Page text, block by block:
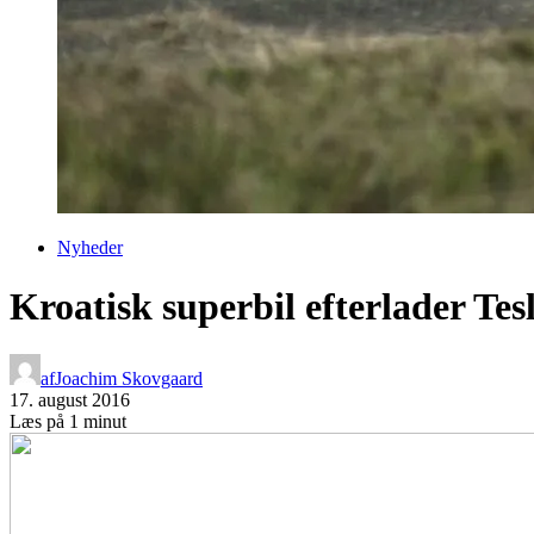
Nyheder
Kroatisk superbil efterlader
afJoachim Skovgaard
17. august 2016
Læs på 1 minut